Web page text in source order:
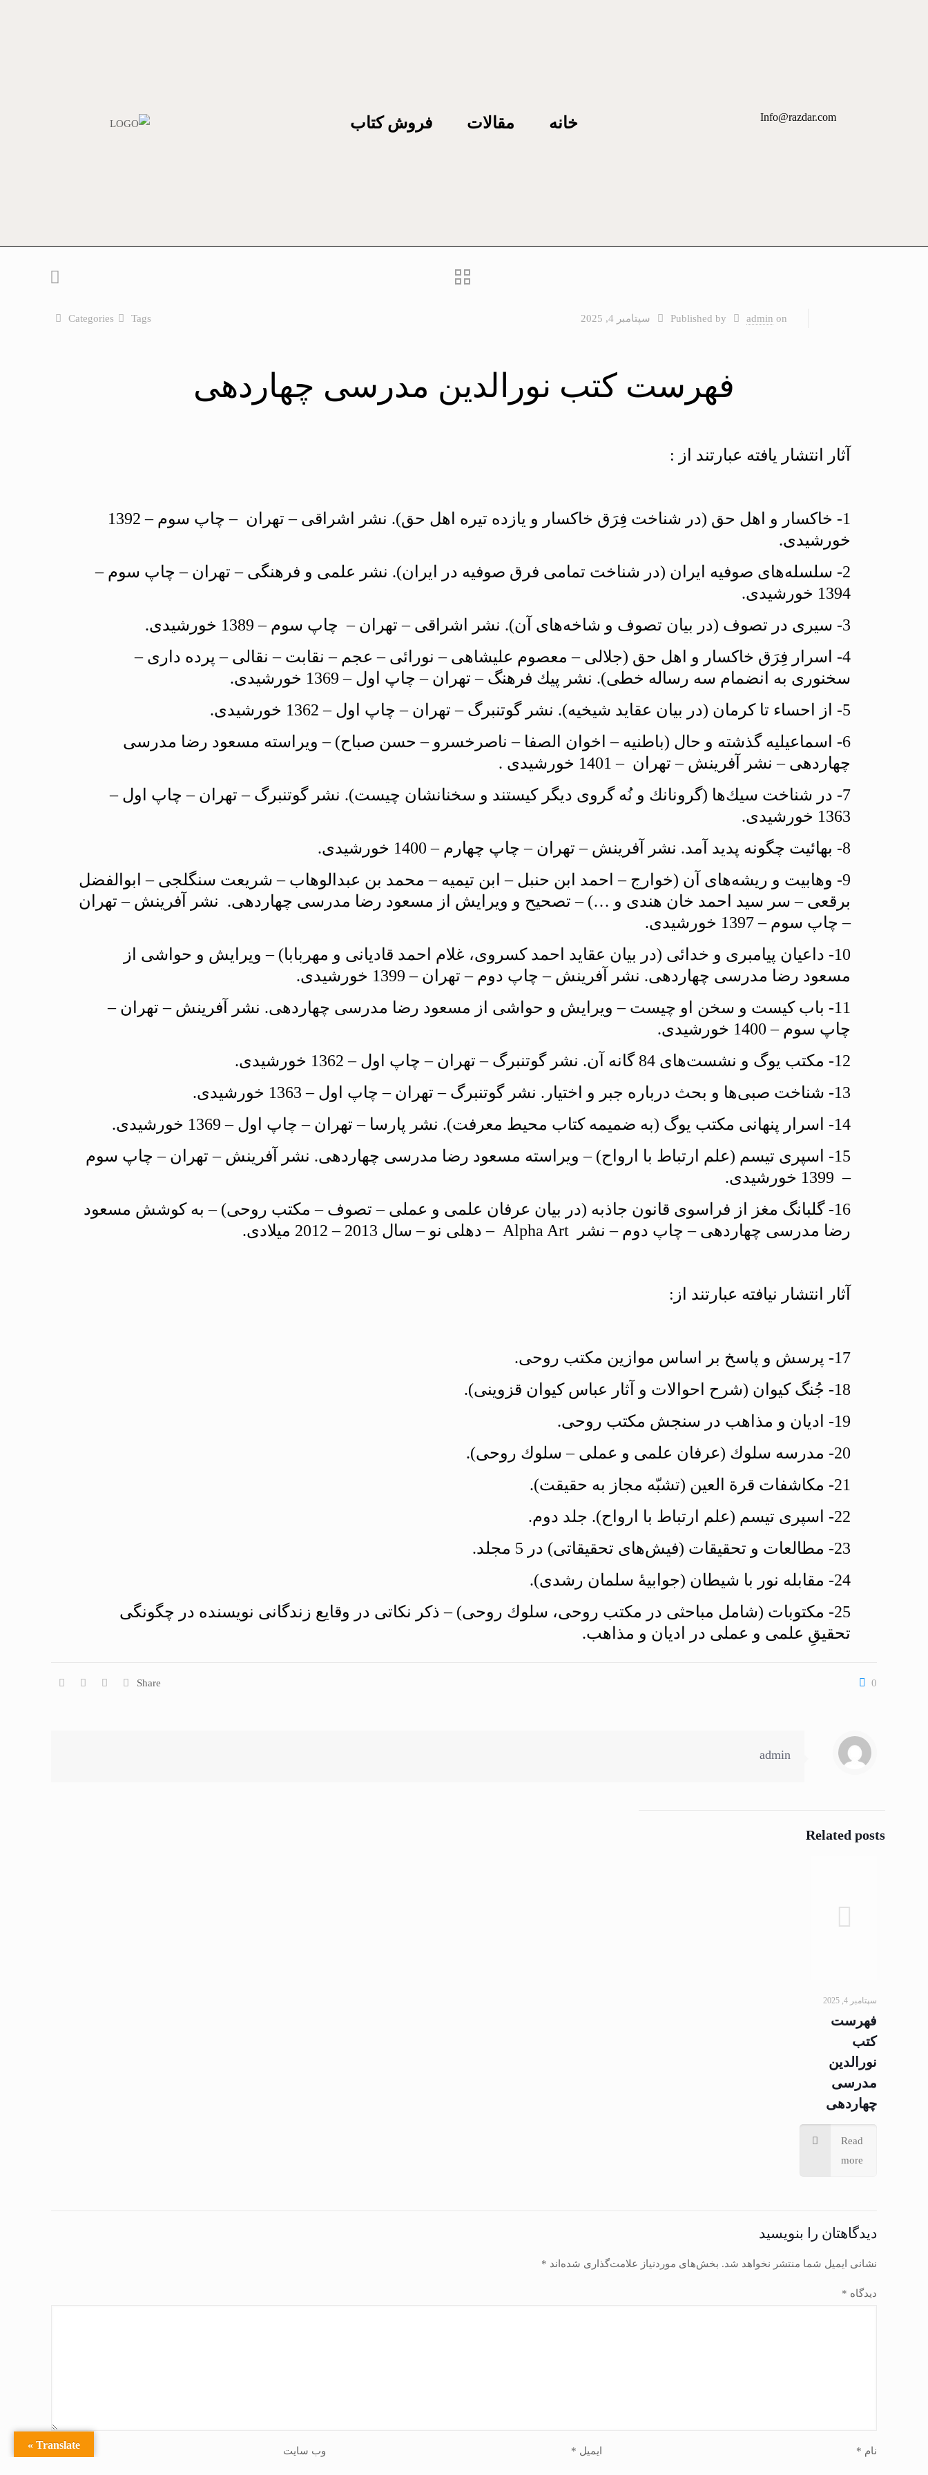
Info@razdar.com خانه مقالات فروش کتاب
Published by admin on سپتامبر 4, 2025 Categories Tags
فهرست کتب نورالدين مدرسى چهاردهى
آثار انتشار یافته عبارتند از :
1- خاكسار و اهل حق (در شناخت فِرَق خاكسار و يازده تيره اهل حق). نشر اشراقى – تهران – چاپ سوم – 1392
خورشيدى.
2- سلسله‌هاى صوفيه ايران (در شناخت تمامى فرق صوفيه در ايران). نشر علمى و فرهنگى – تهران – چاپ سوم –
1394 خورشيدى.
3- سيرى در تصوف (در بيان تصوف و شاخه‌هاى آن). نشر اشراقى – تهران – چاپ سوم – 1389 خورشيدى.
4- اسرار فِرَق خاكسار و اهل حق (جلالى – معصوم عليشاهى – نورائى – عجم – نقابت – نقالى – پرده دارى –
سخنورى به انضمام سه رساله خطى). نشر پيك فرهنگ – تهران – چاپ اول – 1369 خورشيدى.
5- از احساء تا كرمان (در بيان عقايد شيخيه). نشر گوتنبرگ – تهران – چاپ اول – 1362 خورشيدى.
6- اسماعيليه گذشته و حال (باطنيه – اخوان الصفا – ناصرخسرو – حسن صباح) – ويراسته مسعود رضا مدرسى
چهاردهى – نشر آفرينش – تهران – 1401 خورشيدى .
7- در شناخت سيك‌ها (گرونانك و نُه گروى ديگر كيستند و سخنانشان چيست). نشر گوتنبرگ – تهران – چاپ اول –
1363 خورشيدى.
8- بهائيت چگونه پديد آمد. نشر آفرينش – تهران – چاپ چهارم – 1400 خورشيدى.
9- وهابيت و ريشه‌هاى آن (خوارج – احمد ابن حنبل – ابن تيميه – محمد بن عبدالوهاب – شريعت سنگلجى – ابوالفضل
برقعى – سر سيد احمد خان هندى و …) – تصحيح و ويرايش از مسعود رضا مدرسى چهاردهى. نشر آفرينش – تهران
– چاپ سوم – 1397 خورشيدى.
10- داعيان پيامبرى و خدائى (در بيان عقايد احمد كسروى، غلام احمد قاديانى و مهربابا) – ويرايش و حواشى از
مسعود رضا مدرسى چهاردهى. نشر آفرينش – چاپ دوم – تهران – 1399 خورشيدى.
11- باب كيست و سخن او چيست – ويرايش و حواشى از مسعود رضا مدرسى چهاردهى. نشر آفرينش – تهران –
چاپ سوم – 1400 خورشيدى.
12- مكتب يوگ و نشست‌هاى 84 گانه آن. نشر گوتنبرگ – تهران – چاپ اول – 1362 خورشيدى.
13- شناخت صبى‌ها و بحث درباره جبر و اختيار. نشر گوتنبرگ – تهران – چاپ اول – 1363 خورشيدى.
14- اسرار پنهانى مكتب يوگ (به ضميمه كتاب محيط معرفت). نشر پارسا – تهران – چاپ اول – 1369 خورشيدى.
15- اسپرى تيسم (علم ارتباط با ارواح) – ويراسته مسعود رضا مدرسى چهاردهى. نشر آفرينش – تهران – چاپ سوم
– 1399 خورشيدى.
16- گلبانگ مغز از فراسوى قانون جاذبه (در بيان عرفان علمى و عملى – تصوف – مكتب روحى) – به كوشش مسعود
رضا مدرسى چهاردهى – چاپ دوم – نشر Alpha Art – دهلى نو – سال 2013 – 2012 ميلادى.
آثار انتشار نیافته عبارتند از:
17- پرسش و پاسخ بر اساس موازین مکتب روحى.
18- جُنگ كيوان (شرح احوالات و آثار عباس كيوان قزوينى).
19- اديان و مذاهب در سنجش مكتب روحى.
20- مدرسه سلوك (عرفان علمى و عملى – سلوك روحى).
21- مكاشفات قرة العين (تشبّه مجاز به حقيقت).
22- اسپرى تيسم (علم ارتباط با ارواح). جلد دوم.
23- مطالعات و تحقيقات (فيش‌هاى تحقيقاتى) در 5 مجلد.
24- مقابله نور با شيطان (جوابیۀ سلمان رشدی).
25- مكتوبات (شامل مباحثى در مكتب روحى، سلوك روحى) – ذكر نكاتى در وقايع زندگانى نويسنده در چگونگی
تحقيقِ علمى و عملى در اديان و مذاهب.
Share 0
admin
Related posts
سپتامبر 4, 2025
فهرست
کتب
نورالدين
مدرسى
چهاردهى
Read
more
دیدگاهتان را بنویسید
نشانی ایمیل شما منتشر نخواهد شد. بخش‌های موردنیاز علامت‌گذاری شده‌اند *
دیدگاه *
نام * ایمیل * وب‌ سایت Translate »